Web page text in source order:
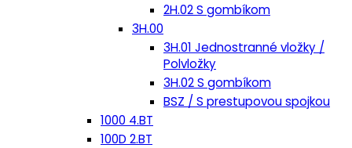
2H.02 S gombíkom
3H.00
3H.01 Jednostranné vložky /
Polvložky
3H.02 S gombíkom
BSZ / S prestupovou spojkou
1000 4.BT
100D 2.BT